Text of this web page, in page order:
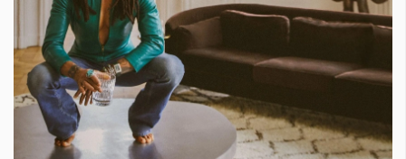
КАТЕГОРИИ
Wine&Dine
Подкасти
Мода
Dialogue
Изкуство
ЗА НАС
Условия за
ползване
За нас
Реклама
Политика за